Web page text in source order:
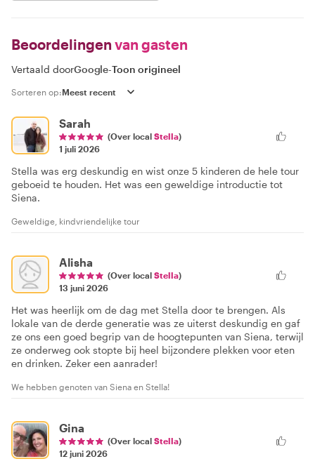
Beoordelingen van gasten
Vertaald doorGoogle-Toon origineel
Sorteren op:
Sarah
(Over local Stella)
1 juli 2026
Stella was erg deskundig en wist onze 5 kinderen de hele tour
geboeid te houden. Het was een geweldige introductie tot
Siena.
Geweldige, kindvriendelijke tour
Alisha
(Over local Stella)
13 juni 2026
Het was heerlijk om de dag met Stella door te brengen. Als
lokale van de derde generatie was ze uiterst deskundig en gaf
ze ons een goed begrip van de hoogtepunten van Siena, terwijl
ze onderweg ook stopte bij heel bijzondere plekken voor eten
en drinken. Zeker een aanrader!
We hebben genoten van Siena en Stella!
Gina
(Over local Stella)
12 juni 2026